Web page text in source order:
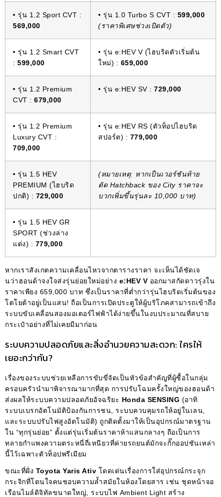
• รุ่น 1.2 Sport CVT :
569,000
• รุ่น 1.0 Turbo S CVT : 599,000
(ราคาพิเศษช่วงเปิดตัว)
• รุ่น 1.2 Smart CVT
: 599,000
• รุ่น e:HEV V (ไฮบริดตัวเริ่มต้น
ใหม่) : 659,000
• รุ่น 1.2 Premium
CVT : 679,000
• รุ่น e:HEV SV : 729,000
• รุ่น 1.2 Premium
Luxury CVT :
709,000
• รุ่น e:HEV RS (ตัวท็อปไฮบริด
สปอร์ต) : 779,000
• รุ่น 1.5 HEV
PREMIUM (ไฮบริด
ปกติ) : 729,000
(หมายเหตุ: หากเป็นเวอร์ชันท้าย
ตัด Hatchback ของ City ราคาจะ
บวกเพิ่มขึ้นรุ่นละ 10,000 บาท)
• รุ่น 1.5 HEV GR
SPORT (ช่วงล่าง
แต่ง) : 779,000
หากเราสังเกตความเคลื่อนไหวจากตารางราคา จะเห็นได้ชัดเจ
นว่าฮอนด้าจงใจส่งรุ่นย่อยใหม่อย่าง e:HEV V ออกมาสกัดดาวรุ่งใน
ราคาเพียง 659,000 บาท ซึ่งเป็นราคาที่ต่ำกว่ารุ่นไฮบริดเริ่มต้นของ
โตโยต้าอยู่เป็นแสน! ถือเป็นการเปิดประตูให้ผู้บริโภคสามารถเข้าถึง
ระบบขับเคลื่อนสองมอเตอร์ไฟฟ้าได้ง่ายขึ้นในงบประมาณที่สบาย
กระเป๋าอย่างที่ไม่เคยมีมาก่อน
ระบบความปลอดภัยและสิ่งอำนวยความสะดวก: ใครให้
เยอะกว่ากัน?
เรื่องของระบบช่วยเหลือการขับขี่จัดเป็นหัวข้อสำคัญที่ผู้ซื้อในกลุ่ม
ครอบครัวนำมาพิจารณามากที่สุด การปรับโฉมครั้งใหญ่ของฮอนด้า
ส่งผลให้ระบบความปลอดภัยอัจฉริยะ Honda SENSING (อาทิ
ระบบเบรกอัตโนมัติป้องกันการชน, ระบบควบคุมรถให้อยู่ในเลน,
และระบบปรับไฟสูงอัตโนมัติ) ถูกติดตั้งมาให้เป็นอุปกรณ์มาตรฐาน
ใน “ทุกรุ่นย่อย” ตั้งแต่รุ่นเริ่มต้นราคาห้าแสนกลางๆ ถือเป็นการ
ทลายกำแพงความตระหนี่ถี่เหนียวที่ค่ายรถยนต์มักจะกั๊กออปชันเหล่า
นี้ไว้เฉพาะตัวท็อปพรีเมียม
ขณะที่ฝั่ง Toyota Yaris Ativ โดดเด่นเรื่องการใส่อุปกรณ์กระจุก
กระจิกที่โดนใจคนชอบความล้ำสมัยในห้องโดยสาร เช่น ชุดหน้าจอ
เรือนไมล์ดิจิทัลขนาดใหญ่, ระบบไฟ Ambient Light สร้าง